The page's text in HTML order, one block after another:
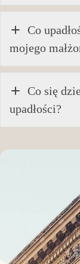
Co
mojego
Co się
upadłości?